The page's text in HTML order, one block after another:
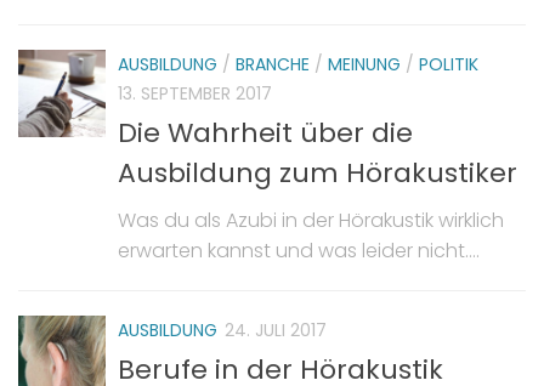
AUSBILDUNG / BRANCHE / MEINUNG / POLITIK
13. SEPTEMBER 2017
Die Wahrheit über die
Ausbildung zum Hörakustiker
Was du als Azubi in der Hörakustik wirklich
erwarten kannst und was leider nicht….
AUSBILDUNG 24. JULI 2017
Berufe in der Hörakustik